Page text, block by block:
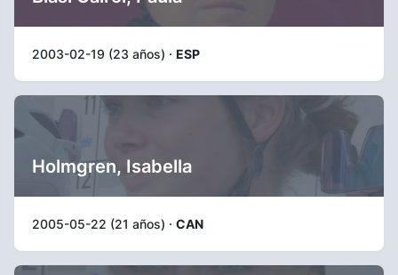
2003-02-19 (23 años) · ESP
Holmgren, Isabella
2005-05-22 (21 años) · CAN